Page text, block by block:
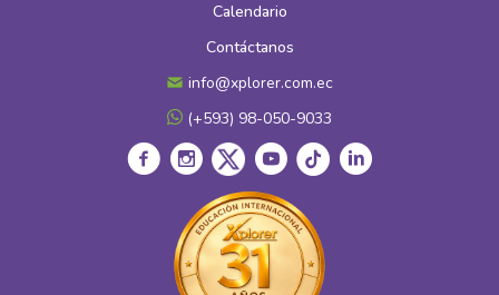
Calendario
Contáctanos
info@xplorer.com.ec
(+593) 98-050-9033